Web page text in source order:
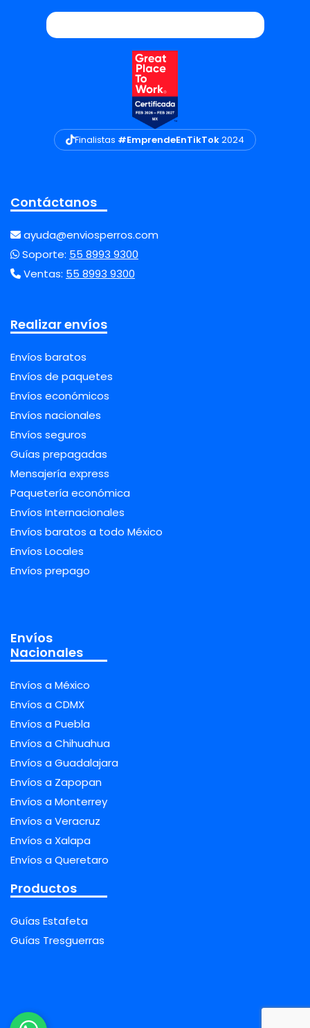
Finalistas #EmprendeEnTikTok2024
Contáctanos
ayuda@enviosperros.com
Soporte: 55 8993 9300
Ventas: 55 8993 9300
Realizar envíos
Envíos baratos
Envíos de paquetes
Envíos económicos
Envíos nacionales
Envíos seguros
Guías prepagadas
Mensajería express
Paquetería económica
Envíos Internacionales
Envíos baratos a todo México
Envíos Locales
Envíos prepago
Envíos
Nacionales
Envíos a México
Envíos a CDMX
Envíos a Puebla
Envíos a Chihuahua
Envíos a Guadalajara
Envíos a Zapopan
Envíos a Monterrey
Envíos a Veracruz
Envíos a Xalapa
Envíos a Queretaro
Productos
Guías Estafeta
Guías Tresguerras